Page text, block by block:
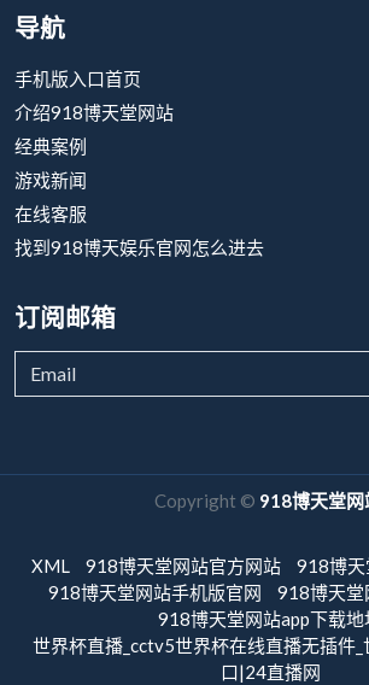
导航
手机版入口首页
介绍918博天堂网站
经典案例
游戏新闻
在线客服
找到918博天娱乐官网怎么进去
订阅邮箱
Copyright © 918博天堂网
XML 918博天堂网站官方网站
918博天
918博天堂网站手机版官网
918博天堂
918博天堂网站app下载地
世界杯直播_cctv5世界杯在线直播无插件_
口|24直播网